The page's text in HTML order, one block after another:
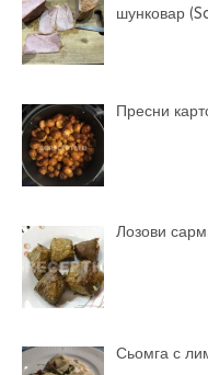
шунковар
Пресни
Лозови
Сьомга с